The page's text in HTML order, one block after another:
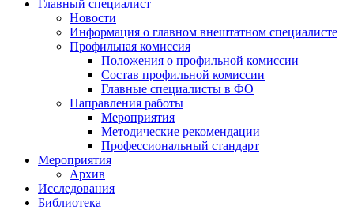
Главный специалист
Новости
Информация о главном внештатном специалисте
Профильная комиссия
Положения о профильной комиссии
Состав профильной комиссии
Главные специалисты в ФО
Направления работы
Мероприятия
Методические рекомендации
Профессиональный стандарт
Мероприятия
Архив
Исследования
Библиотека